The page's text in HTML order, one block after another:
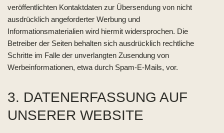
veröffentlichten Kontaktdaten zur Übersendung von nicht
ausdrücklich angeforderter Werbung und
Informationsmaterialien wird hiermit widersprochen. Die
Betreiber der Seiten behalten sich ausdrücklich rechtliche
Schritte im Falle der unverlangten Zusendung von
Werbeinformationen, etwa durch Spam-E-Mails, vor.
3. DATENERFASSUNG AUF
UNSERER WEBSITE